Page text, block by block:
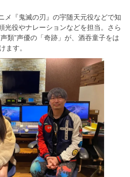
メ『鬼滅の刃』の宇随天元役などで知
光役やナレーションなどを担当。さら
類”声優の「奇跡」が、酒吞童子をは
ます。